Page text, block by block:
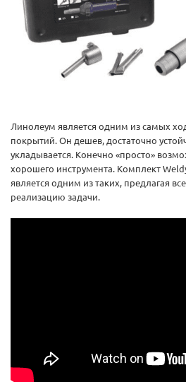
Линолеум является одним из самых
покрытий. Он дешев, достаточно
укладывается. Конечно «просто»
хорошего инструмента. Комплект
является одним из таких, предлагая
реализацию задачи.